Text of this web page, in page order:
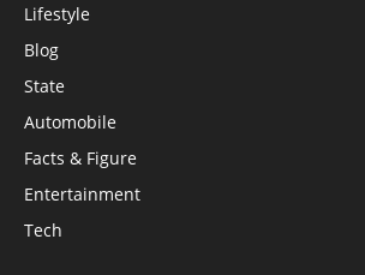
Lifestyle
Blog
State
Automobile
Facts & Figure
Entertainment
Tech